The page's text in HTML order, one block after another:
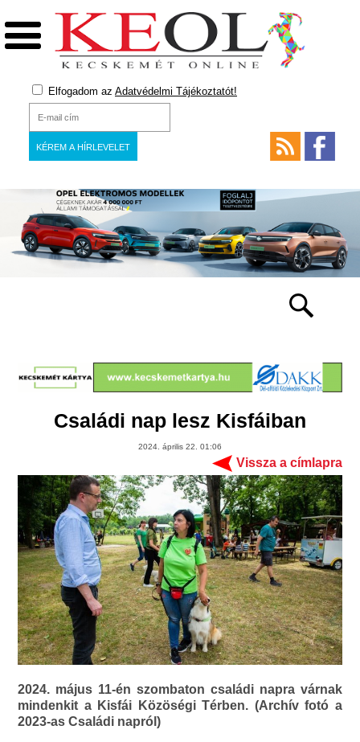
Elfogadom az Adatvédelmi Tájékoztatót!
Családi nap lesz Kisfáiban
2024. április 22. 01:06
Vissza a címlapra
2024. május 11-én szombaton családi napra várnak
mindenkit a Kisfái Közöségi Térben. (Archív fotó a
2023-as Családi napról)